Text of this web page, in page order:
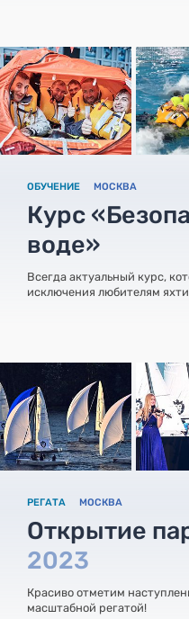
ОБУЧЕНИЕ МОСКВА
Курс
воде»
Всегда актуальный курс,
исключения любителям
РЕГАТА МОСКВА
Открытие
2023
Красиво отметим
масштабной регатой!